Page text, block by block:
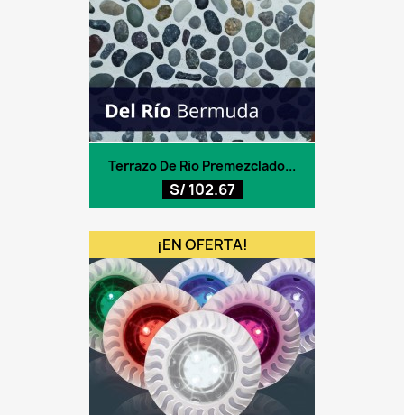
Terrazo De Rio Premezclado...
S/ 102.67
¡EN OFERTA!